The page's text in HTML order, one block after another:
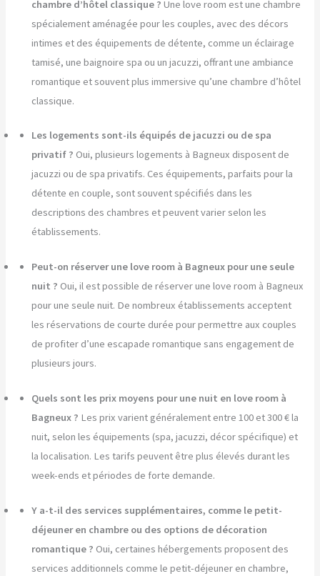
chambre d’hôtel classique ? Une love room est une chambre
spécialement aménagée pour les couples, avec des décors
intimes et des équipements de détente, comme un éclairage
tamisé, une baignoire spa ou un jacuzzi, offrant une ambiance
romantique et souvent plus immersive qu’une chambre d’hôtel
classique.
Les logements sont-ils équipés de jacuzzi ou de spa
privatif ? Oui, plusieurs logements à Bagneux disposent de
jacuzzi ou de spa privatifs. Ces équipements, parfaits pour la
détente en couple, sont souvent spécifiés dans les
descriptions des chambres et peuvent varier selon les
établissements.
Peut-on réserver une love room à Bagneux pour une seule
nuit ? Oui, il est possible de réserver une love room à Bagneux
pour une seule nuit. De nombreux établissements acceptent
les réservations de courte durée pour permettre aux couples
de profiter d’une escapade romantique sans engagement de
plusieurs jours.
Quels sont les prix moyens pour une nuit en love room à
Bagneux ? Les prix varient généralement entre 100 et 300 € la
nuit, selon les équipements (spa, jacuzzi, décor spécifique) et
la localisation. Les tarifs peuvent être plus élevés durant les
week-ends et périodes de forte demande.
Y a-t-il des services supplémentaires, comme le petit-
déjeuner en chambre ou des options de décoration
romantique ? Oui, certaines hébergements proposent des
services additionnels comme le petit-déjeuner en chambre,